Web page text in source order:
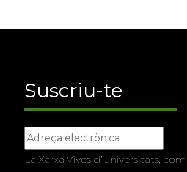
Suscriu-te
La Xarxa Vives d’Universitats, com